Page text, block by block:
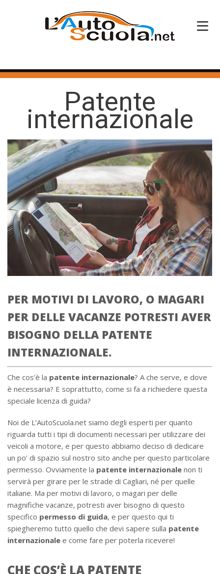
HOME
CORSI PATENTE
CORSI PROFESSIONALI
PERCHÉ SCEGLIERCI
BLOG
CONTATTI
Patente
internazionale
PER MOTIVI DI LAVORO, O MAGARI
PER DELLE VACANZE POTRESTI AVER
BISOGNO DELLA PATENTE
INTERNAZIONALE.
Che cos’è la patente internazionale? A che serve, e dove
è necessaria? E soprattutto, come si fa a richiedere questa
speciale licenza di guida?
Noi de L’AutoScuola.net siamo degli esperti per quanto
riguarda tutti i tipi di documenti necessari per utilizzare dei
veicoli a motore, e per questo abbiamo deciso di dedicare
un po’ di spazio sul nostro sito anche per questo particolare
permesso. Ovviamente la patente internazionale non ti
servirà per girare per le strade di Cagliari, né per quelle
italiane. Ma per motivi di lavoro, o magari per delle
magnifiche vacanze, potresti aver bisogno di questo
specifico permesso di guida, e per questo qui ti
spiegheremo tutto quello che devi sapere sulla patente
internazionale e come fare per poterla ricevere!
CHE COS’È LA PATENTE